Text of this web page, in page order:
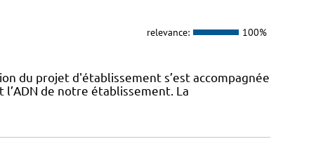
relevance: 100%
du projet d'établissement s’est accompagnée
de notre établissement. La